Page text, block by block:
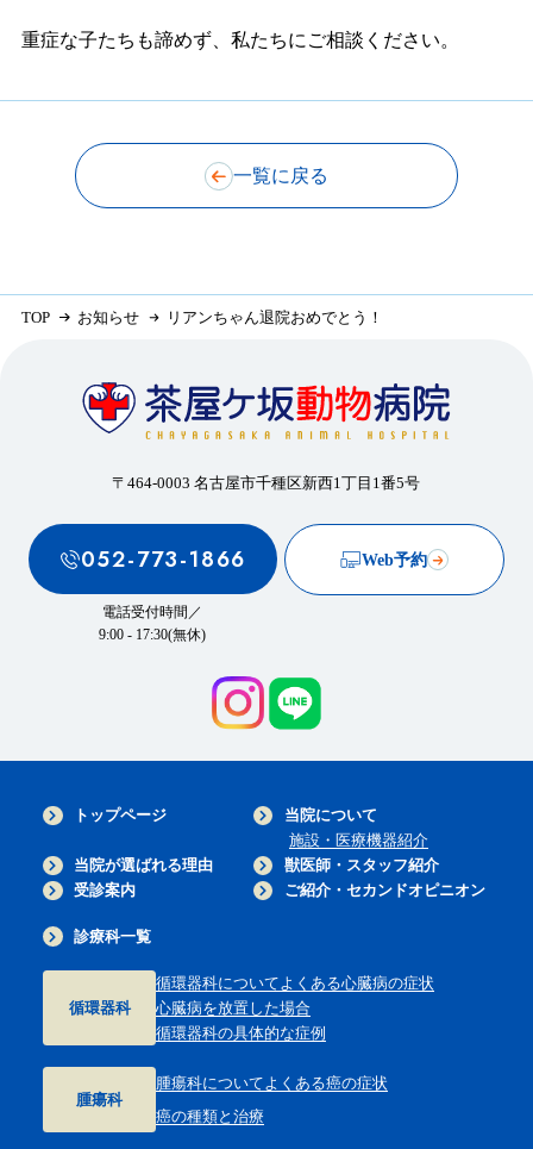
重症な子たちも諦めず、私たちにご相談ください。
一覧に戻る
TOP お知らせ リアンちゃん退院おめでとう！
〒464-0003 名古屋市千種区新西1丁目1番5号
052-773-1866
電話受付時間／
9:00 - 17:30(無休)
Web予約
トップページ
当院について
施設・医療機器紹介
当院が選ばれる理由
獣医師・スタッフ紹介
受診案内
ご紹介・セカンドオピニオン
診療科一覧
循環器科
循環器科についてよくある心臓病の症状
心臓病を放置した場合
循環器科の具体的な症例
腫瘍科
腫瘍科についてよくある癌の症状
癌の種類と治療